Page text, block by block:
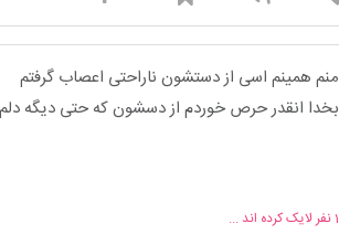
منم همینم اسی از دستشون ناراحتی اعصاب گرفتم
بخدا انقدر حرص خوردم از دسشون که حتی دیگه دلم
1نفر لایک کرده اند ...